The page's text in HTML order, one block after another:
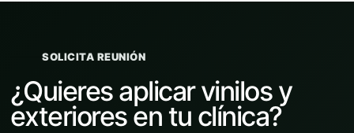
SOLICITA REUNIÓN
¿Quieres aplicar vinilos y
exteriores en tu clínica?